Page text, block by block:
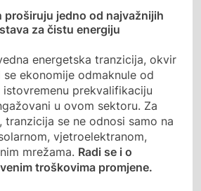
proširuju jedno od najvažnijih
za čistu energiju
energetska tranzicija, okvir
ekonomije odmaknule od
prekvalifikaciju
u ovom sektoru. Za
tranzicija se ne odnosi samo na
vjetroelektranom,
mrežama. Radi se i o
troškovima promjene.